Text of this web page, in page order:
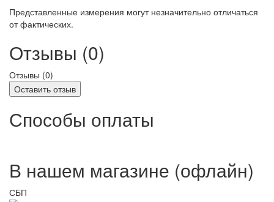
Представленные измерения могут незначительно отличаться
от фактических.
Отзывы (0)
Отзывы (0)
Оставить отзыв
Способы оплаты
В нашем магазине (офлайн)
СБП